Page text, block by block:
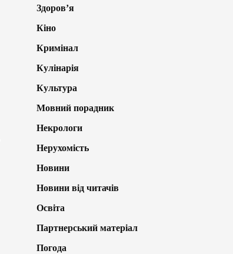
Здоров’я
Кіно
Кримінал
Кулінарія
Культура
Мовний порадник
Некрологи
Нерухомість
Новини
Новини від читачів
Освіта
Партнерський матеріал
Погода